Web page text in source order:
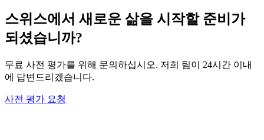
스위스에서 새로운 삶을 시작할 준비가
되셨습니까?
무료 사전 평가를 위해 문의하십시오. 저희 팀이 24시간 이내
에 답변드리겠습니다.
사전 평가 요청